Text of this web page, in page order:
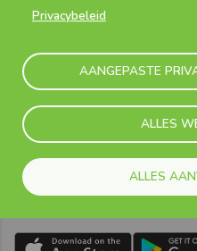
Privacybeleid
AANGEPASTE
ALLES
ALLES
Volg ons
Flibco-app
Download onze mobiele app